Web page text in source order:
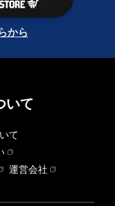
から
いて
て
運営会社